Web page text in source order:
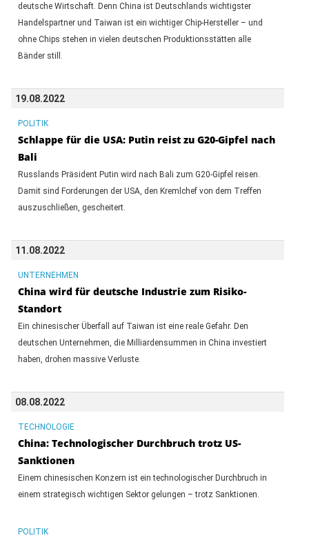
deutsche Wirtschaft. Denn China ist Deutschlands wichtigster
Handelspartner und Taiwan ist ein wichtiger Chip-Hersteller – und
ohne Chips stehen in vielen deutschen Produktionsstätten alle
Bänder still.
19.08.2022
POLITIK
Schlappe für die USA: Putin reist zu G20-Gipfel nach
Bali
Russlands Präsident Putin wird nach Bali zum G20-Gipfel reisen.
Damit sind Forderungen der USA, den Kremlchef von dem Treffen
auszuschließen, gescheitert.
11.08.2022
UNTERNEHMEN
China wird für deutsche Industrie zum Risiko-
Standort
Ein chinesischer Überfall auf Taiwan ist eine reale Gefahr. Den
deutschen Unternehmen, die Milliardensummen in China investiert
haben, drohen massive Verluste.
08.08.2022
TECHNOLOGIE
China: Technologischer Durchbruch trotz US-
Sanktionen
Einem chinesischen Konzern ist ein technologischer Durchbruch in
einem strategisch wichtigen Sektor gelungen – trotz Sanktionen.
POLITIK